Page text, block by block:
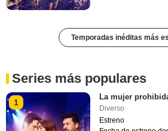
Temporadas inéditas más
Series más populares
1
La mujer
Diverso
Estreno